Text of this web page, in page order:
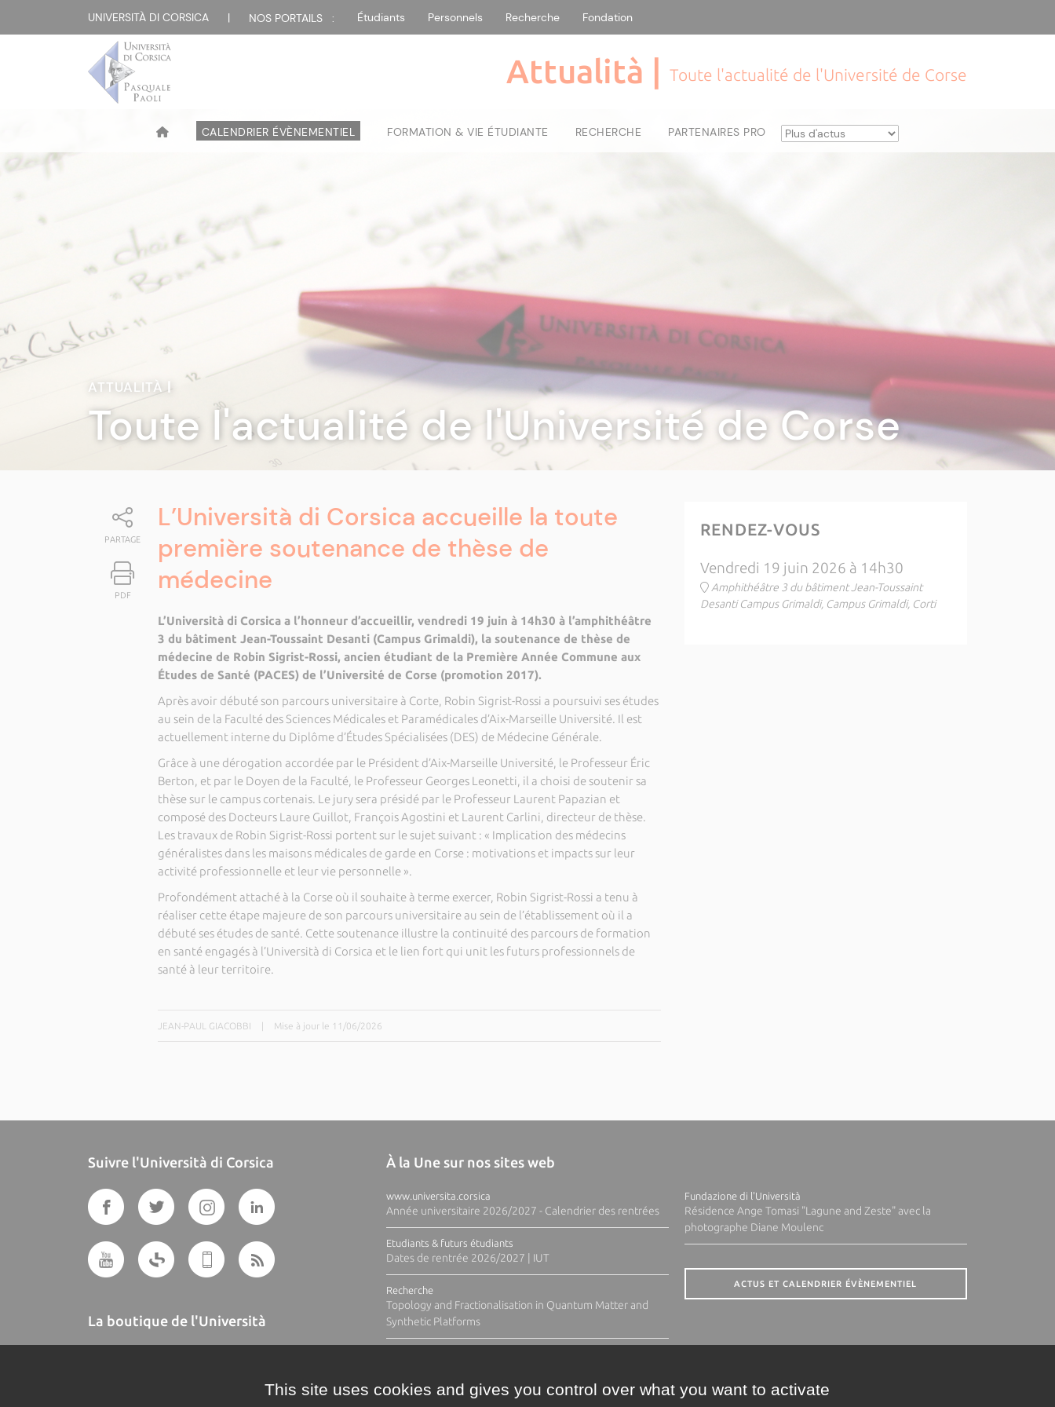
UNIVERSITÀ DI CORSICA | NOS PORTAILS : Étudiants Personnels Recherche Fondation
Attualità | Toute l'actualité de l'Université de Corse
CALENDRIER ÉVÈNEMENTIEL FORMATION & VIE ÉTUDIANTE RECHERCHE PARTENAIRES PRO
ATTUALITÀ|
Toute l'actualité de l'Université de Corse
PARTAGE
PDF
L’Università di Corsica accueille la toute
première soutenance de thèse de
médecine
L’Università di Corsica a l’honneur d’accueillir, vendredi 19 juin à 14h30 à l’amphithéâtre
3 du bâtiment Jean-Toussaint Desanti (Campus Grimaldi), la soutenance de thèse de
médecine de Robin Sigrist-Rossi, ancien étudiant de la Première Année Commune aux
Études de Santé (PACES) de l’Université de Corse (promotion 2017).
Après avoir débuté son parcours universitaire à Corte, Robin Sigrist-Rossi a poursuivi ses études
au sein de la Faculté des Sciences Médicales et Paramédicales d’Aix-Marseille Université. Il est
actuellement interne du Diplôme d’Études Spécialisées (DES) de Médecine Générale.
Grâce à une dérogation accordée par le Président d’Aix-Marseille Université, le Professeur Éric
Berton, et par le Doyen de la Faculté, le Professeur Georges Leonetti, il a choisi de soutenir sa
thèse sur le campus cortenais. Le jury sera présidé par le Professeur Laurent Papazian et
composé des Docteurs Laure Guillot, François Agostini et Laurent Carlini, directeur de thèse.
Les travaux de Robin Sigrist-Rossi portent sur le sujet suivant : « Implication des médecins
généralistes dans les maisons médicales de garde en Corse : motivations et impacts sur leur
activité professionnelle et leur vie personnelle ».
Profondément attaché à la Corse où il souhaite à terme exercer, Robin Sigrist-Rossi a tenu à
réaliser cette étape majeure de son parcours universitaire au sein de l’établissement où il a
débuté ses études de santé. Cette soutenance illustre la continuité des parcours de formation
en santé engagés à l’Università di Corsica et le lien fort qui unit les futurs professionnels de
santé à leur territoire.
JEAN-PAUL GIACOBBI Mise à jour le 11/06/2026
RENDEZ-VOUS
Vendredi 19 juin 2026 à 14h30
Amphithéâtre 3 du bâtiment Jean-Toussaint
Desanti Campus Grimaldi, Campus Grimaldi, Corti
Suivre l'Università di Corsica
La boutique de l'Università
À la Une sur nos sites web
www.universita.corsica
Année universitaire 2026/2027 - Calendrier des rentrées
Etudiants & futurs étudiants
Dates de rentrée 2026/2027 | IUT
Recherche
Topology and Fractionalisation in Quantum Matter and
Synthetic Platforms
Fundazione di l'Università
Résidence Ange Tomasi "Lagune and Zeste" avec la
photographe Diane Moulenc
ACTUS ET CALENDRIER ÉVÈNEMENTIEL
This site uses cookies and gives you control over what you want to activate